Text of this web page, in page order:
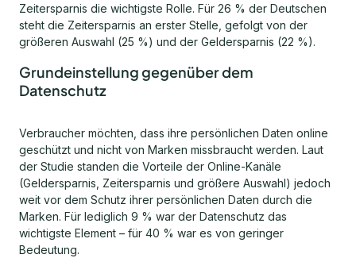
Zeitersparnis die wichtigste Rolle. Für 26 % der Deutschen
steht die Zeitersparnis an erster Stelle, gefolgt von der
größeren Auswahl (25 %) und der Geldersparnis (22 %).
Grundeinstellung gegenüber dem
Datenschutz
Verbraucher möchten, dass ihre persönlichen Daten online
geschützt und nicht von Marken missbraucht werden. Laut
der Studie standen die Vorteile der Online-Kanäle
(Geldersparnis, Zeitersparnis und größere Auswahl) jedoch
weit vor dem Schutz ihrer persönlichen Daten durch die
Marken. Für lediglich 9 % war der Datenschutz das
wichtigste Element – für 40 % war es von geringer
Bedeutung.